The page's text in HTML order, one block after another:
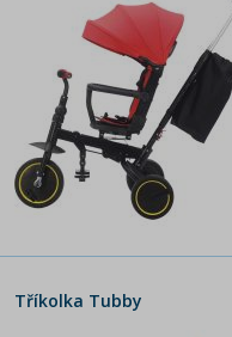
Tříkolka Tubby